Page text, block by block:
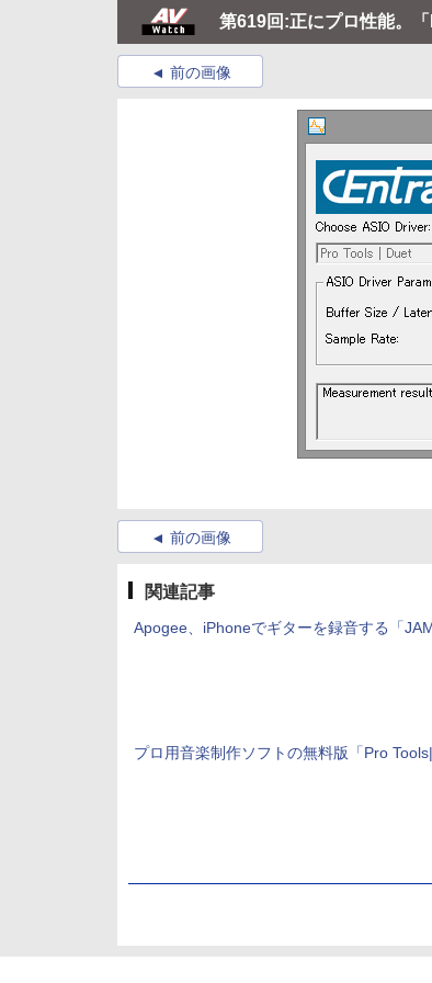
第619回:正にプロ性能。
前の画像
前の画像
関連記事
Apogee、iPhoneでギターを録音する「JAM
プロ用音楽制作ソフトの無料版「Pro